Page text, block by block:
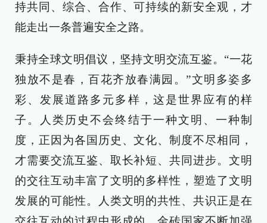
持共同、综合、合作、可持续的新安全观，才
能走出一条普遍安全之路。
秉持全球文明倡议，坚持文明交流互鉴。“一花
独放不是春，百花齐放春满园。”文明多姿多
彩、发展道路多元多样，这是世界应有的样
子。人类历史不会终结于一种文明、一种制
度，正因为各国历史、文化、制度不尽相同，
才需要交流互鉴、取长补短、共同进步。文明
的交往互动丰富了文明的多样性，塑造了文明
发展的可能性。人类文明的共性、共识正是在